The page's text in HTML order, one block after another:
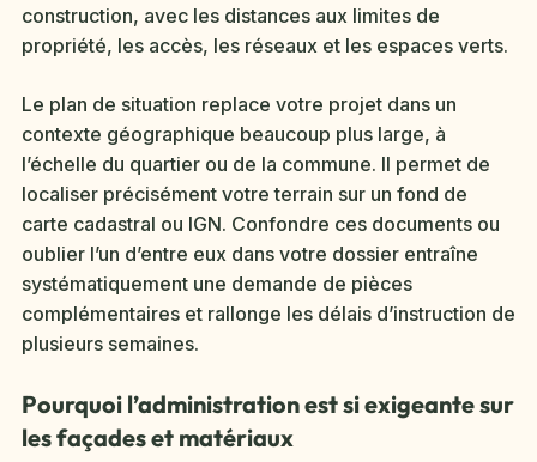
construction, avec les distances aux limites de
propriété, les accès, les réseaux et les espaces verts.
Le plan de situation replace votre projet dans un
contexte géographique beaucoup plus large, à
l’échelle du quartier ou de la commune. Il permet de
localiser précisément votre terrain sur un fond de
carte cadastral ou IGN. Confondre ces documents ou
oublier l’un d’entre eux dans votre dossier entraîne
systématiquement une demande de pièces
complémentaires et rallonge les délais d’instruction de
plusieurs semaines.
Pourquoi l’administration est si exigeante sur
les façades et matériaux